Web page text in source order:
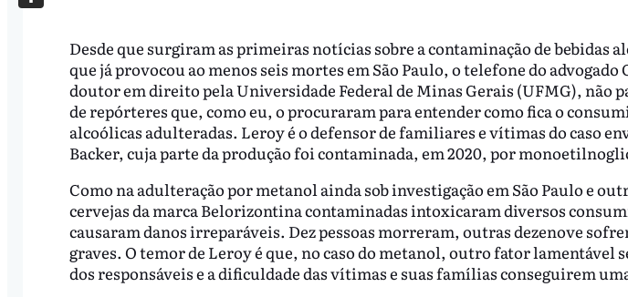
Desde que surgiram as primeiras notícias sobre a contaminação de bebidas
que já provocou ao menos seis mortes em São Paulo, o telefone do
doutor em direito pela Universidade Federal de Minas Gerais (UFMG), não
de repórteres que, como eu, o procuraram para entender como fica o
alcoólicas adulteradas. Leroy é o defensor de familiares e vítimas do caso
Backer, cuja parte da produção foi contaminada, em 2020, por
Como na adulteração por metanol ainda sob investigação em São Paulo e
cervejas da marca Belorizontina contaminadas intoxicaram diversos
causaram danos irreparáveis. Dez pessoas morreram, outras dezenove
graves. O temor de Leroy é que, no caso do metanol, outro fator lamentável
dos responsáveis e a dificuldade das vítimas e suas famílias conseguirem